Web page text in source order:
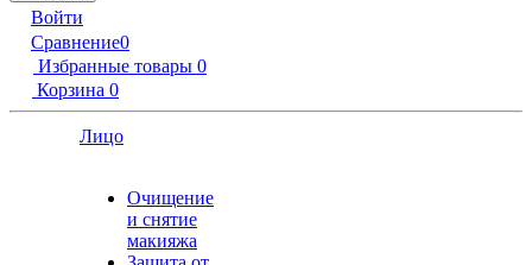
Войти
Сравнение0
Избранные товары 0
Корзина 0
Лицо
Очищение
и снятие
макияжа